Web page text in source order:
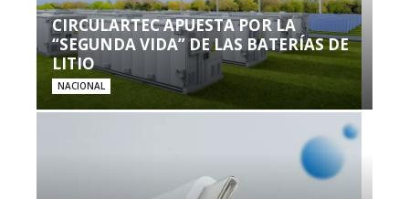
CIRCULARTEC APUESTA POR LA
“SEGUNDA VIDA” DE LAS BATERÍAS DE
LITIO
NACIONAL